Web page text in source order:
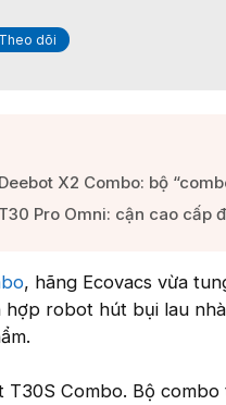
dõi
X2 Combo: bộ
Pro Omni: cận cao cấp
, hãng Ecovacs vừa
hợp robot hút bụi lau
Combo. Bộ